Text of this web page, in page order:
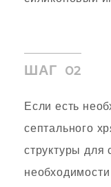
ШАГ 02
Если есть
септального
структуры для